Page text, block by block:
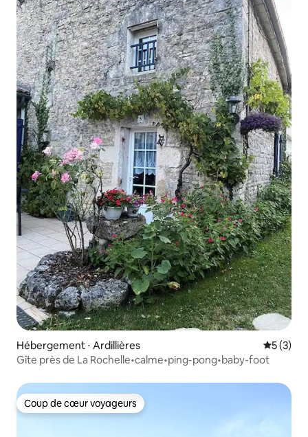
Hébergement ⋅ Ardillières
5 (3)
Gîte près de La Rochelle•calme•ping-pong•baby-foot
Coup de cœur voyageurs
Coup de cœur voyageurs